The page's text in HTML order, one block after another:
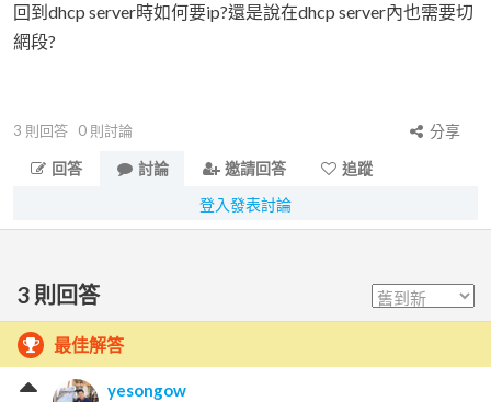
回到dhcp server時如何要ip?還是說在dhcp server內也需要切
網段?
3 則回答 0 則討論
分享
回答
討論 邀請回答
追蹤
登入發表討論
3 則回答
最佳解答
yesongow